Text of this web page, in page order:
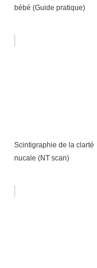
bébé (Guide pratique)
Scintigraphie de la clarté
nucale (NT scan)